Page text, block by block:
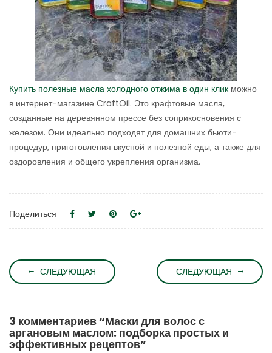
Купить полезные масла холодного отжима в один клик можно
в интернет-магазине CraftOil. Это крафтовые масла,
созданные на деревянном прессе без соприкосновения с
железом. Они идеально подходят для домашних бьюти-
процедур, приготовления вкусной и полезной еды, а также для
оздоровления и общего укрепления организма.
Поделиться
СЛЕДУЮЩАЯ СЛЕДУЮЩАЯ
3 комментариев “Маски для волос с
аргановым маслом: подборка простых и
эффективных рецептов”